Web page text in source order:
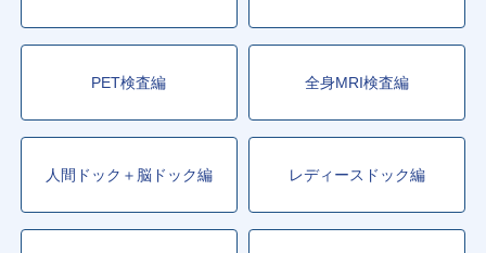
PET検査編 全身MRI検査編
人間ドック＋脳ドック編 レディースドック編